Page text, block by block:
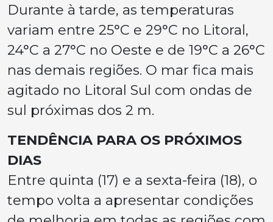
Durante à tarde, as temperaturas
variam entre 25°C e 29°C no Litoral,
24°C a 27°C no Oeste e de 19°C a 26°C
nas demais regiões. O mar fica mais
agitado no Litoral Sul com ondas de
sul próximas dos 2 m.
TENDÊNCIA PARA OS PRÓXIMOS
DIAS
Entre quinta (17) e a sexta-feira (18), o
tempo volta a apresentar condições